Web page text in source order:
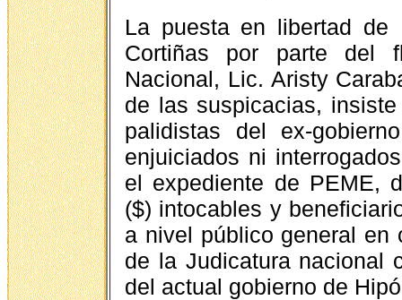
La puesta en libertad de
Cortiñas por parte del
Nacional, Lic. Aristy
de las suspicacias,
palidistas del ex-
enjuiciados ni
el expediente de PEME,
($) intocables y
a nivel público general en
de la Judicatura nacional
del actual gobierno de